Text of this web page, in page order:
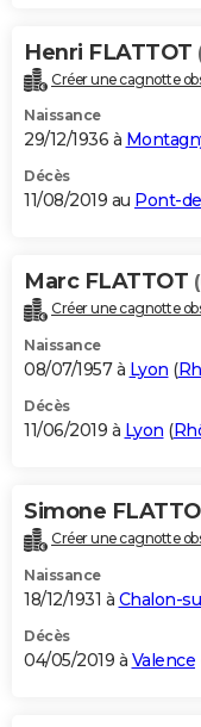
Henri FLATTOT
Créer une cagnotte
Naissance
29/12/1936 à
Décès
11/08/2019 au Pont-
Marc FLATTOT
Créer une cagnotte
Naissance
08/07/1957 à Lyon (
Décès
11/06/2019 à Lyon (
Simone
Créer une cagnotte
Naissance
18/12/1931 à Chalon-
Décès
04/05/2019 à Valence